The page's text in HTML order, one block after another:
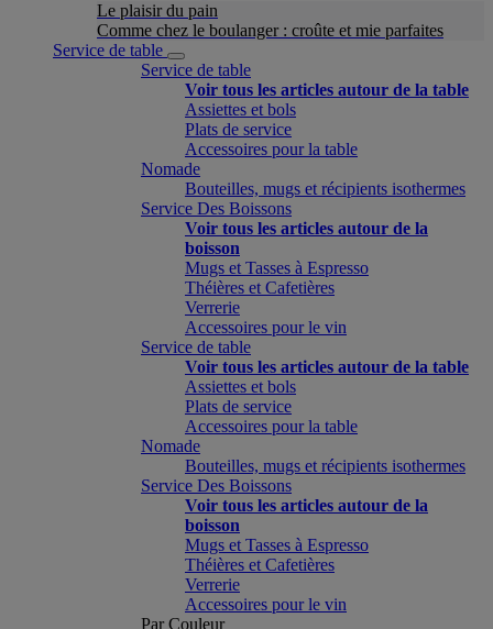
Le plaisir du pain
Comme chez le boulanger : croûte et mie parfaites
Service de table
Service de table
Voir tous les articles autour de la table
Assiettes et bols
Plats de service
Accessoires pour la table
Nomade
Bouteilles, mugs et récipients isothermes
Service Des Boissons
Voir tous les articles autour de la
boisson
Mugs et Tasses à Espresso
Théières et Cafetières
Verrerie
Accessoires pour le vin
Service de table
Voir tous les articles autour de la table
Assiettes et bols
Plats de service
Accessoires pour la table
Nomade
Bouteilles, mugs et récipients isothermes
Service Des Boissons
Voir tous les articles autour de la
boisson
Mugs et Tasses à Espresso
Théières et Cafetières
Verrerie
Accessoires pour le vin
Par Couleur